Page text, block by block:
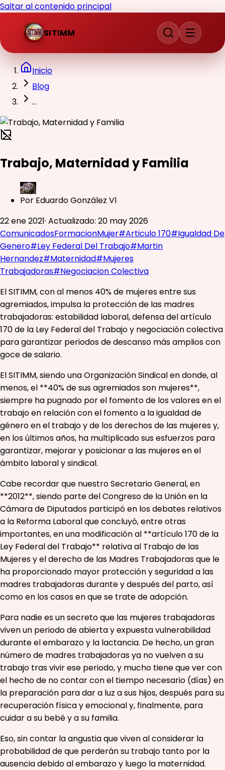
Saltar al contenido principal
SITIMM
Inicio
Blog
...
Trabajo, Maternidad y Familia
Por Eduardo González Vl
22 ene 2021· Actualizado: 20 may 2026
ComunicadosFormacionMujer#Articulo 170#Igualdad De
Genero#Ley Federal Del Trabajo#Martin
Hernandez#Maternidad#Mujeres
Trabajadoras#Negociacion Colectiva
El SITIMM, con al menos 40% de mujeres entre sus
agremiados, impulsa la protección de las madres
trabajadoras: estabilidad laboral, defensa del artículo
170 de la Ley Federal del Trabajo y negociación colectiva
para garantizar periodos de descanso más amplios con
goce de salario.
El SITIMM, siendo una Organización Sindical en donde, al
menos, el **40% de sus agremiados son mujeres**,
siempre ha pugnado por el fomento de los valores en el
trabajo en relación con el fomento a la igualdad de
género en el trabajo y de los derechos de las mujeres y,
en los últimos años, ha multiplicado sus esfuerzos para
garantizar, mejorar y posicionar a las mujeres en el
ámbito laboral y sindical.
Cabe recordar que nuestro Secretario General, en
**2012**, siendo parte del Congreso de la Unión en la
Cámara de Diputados participó en los debates relativos
a la Reforma Laboral que concluyó, entre otras
importantes, en una modificación al **artículo 170 de la
Ley Federal del Trabajo** relativa al Trabajo de las
Mujeres y el derecho de las Madres Trabajadoras que le
ha proporcionado mayor protección y seguridad a las
madres trabajadoras durante y después del parto, así
como en los casos en que se trate de adopción.
Para nadie es un secreto que las mujeres trabajadoras
viven un periodo de abierta y expuesta vulnerabilidad
durante el embarazo y la lactancia. De hecho, un gran
número de madres trabajadoras ya no vuelven a su
trabajo tras vivir ese periodo, y mucho tiene que ver con
el hecho de no contar con el tiempo necesario (días) en
la preparación para dar a luz a sus hijos, después para su
recuperación física y emocional y, finalmente, para
cuidar a su bebé y a su familia.
Eso, sin contar la angustia que viven al considerar la
probabilidad de que perderán su trabajo tanto por la
ausencia debido al embarazo y luego la maternidad.